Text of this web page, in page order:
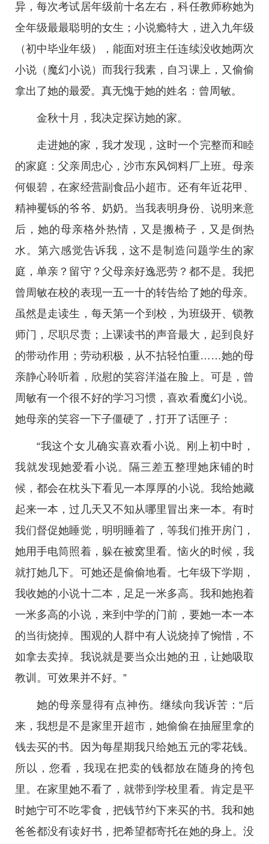
异，每次考试居年级前十名左右，科任教师称她为
全年级最最聪明的女生；小说瘾特大，进入九年级
（初中毕业年级），能面对班主任连续没收她两次
小说（魔幻小说）而我行我素，自习课上，又偷偷
拿出了她的最爱。真无愧于她的姓名：曾周敏。
金秋十月，我决定探访她的家。
走进她的家，我才发现，这时一个完整而和睦
的家庭：父亲周忠心，沙市东风饲料厂上班。母亲
何银碧，在家经营副食品小超市。还有年近花甲、
精神矍铄的爷爷、奶奶。当我表明身份、说明来意
后，她的母亲格外热情，又是搬椅子，又是倒热
水。第六感觉告诉我，这不是制造问题学生的家
庭，单亲？留守？父母亲好逸恶劳？都不是。我把
曾周敏在校的表现一五一十的转告给了她的母亲。
虽然是走读生，每天第一个到校，为班级开、锁教
师门，尽职尽责；上课读书的声音最大，起到良好
的带动作用；劳动积极，从不拈轻怕重……她的母
亲静心聆听着，欣慰的笑容洋溢在脸上。可是，曾
周敏有一个很不好的学习习惯，喜欢看魔幻小说。
她母亲的笑容一下子僵硬了，打开了话匣子：
“我这个女儿确实喜欢看小说。刚上初中时，
我就发现她爱看小说。隔三差五整理她床铺的时
候，都会在枕头下看见一本厚厚的小说。我给她藏
起来一本，过几天又不知从哪里冒出来一本。有时
我们督促她睡觉，明明睡着了，等我们推开房门，
她用手电筒照着，躲在被窝里看。恼火的时候，我
就打她几下。可她还是偷偷地看。七年级下学期，
我收她的小说十二本，足足一米多高。我和她抱着
一米多高的小说，来到中学的门前，要她一本一本
的当街烧掉。围观的人群中有人说烧掉了惋惜，不
如拿去卖掉。我说就是要当众出她的丑，让她吸取
教训。可效果并不好。”
她的母亲显得有点神伤。继续向我诉苦：“后
来，我想是不是家里开超市，她偷偷在抽屉里拿的
钱去买的书。因为每星期我只给她五元的零花钱。
所以，您看，我现在把卖的钱都放在随身的挎包
里。在家里她不看了，就带到学校里看。肯定是平
时她宁可不吃零食，把钱节约下来买的书。我和她
爸爸都没有读好书，把希望都寄托在她的身上。没